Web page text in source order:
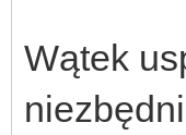
Wątek